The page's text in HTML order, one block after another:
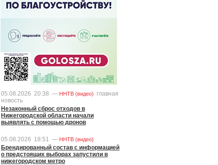
05.08.2026 20:38 — ННТВ (видео)
главная
новость
Незаконный сброс отходов в
Нижегородской области начали
выявлять с помощью дронов
05.08.2026 18:51 — ННТВ (видео)
Брендированный состав с информацией
о предстоящих выборах запустили в
нижегородском метро